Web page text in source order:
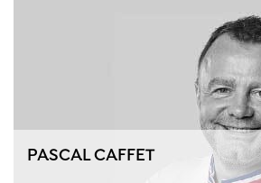
PASCAL CAFFET